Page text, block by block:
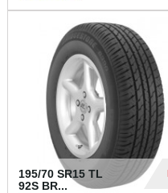
195/70 SR15 TL
92S BR...